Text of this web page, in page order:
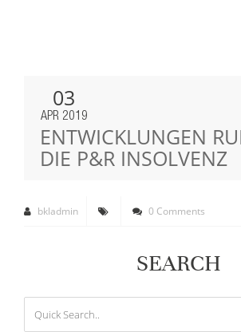
03
APR 2019
ENTWICKLUNGEN
DIE P&R INSOLVENZ
bkladmin 0 Comments
SEARCH